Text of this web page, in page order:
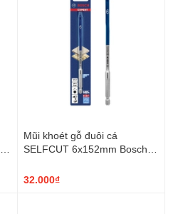
Mũi khoét gỗ đuôi cá
SELFCUT 6x152mm Bosch
32.000₫